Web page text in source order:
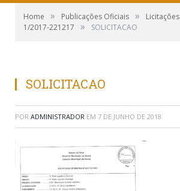
Home » Publicações Oficiais » Licitações
1/2017-221217
» SOLICITACAO
SOLICITACAO
POR ADMINISTRADOR EM 7 DE JUNHO DE 2018